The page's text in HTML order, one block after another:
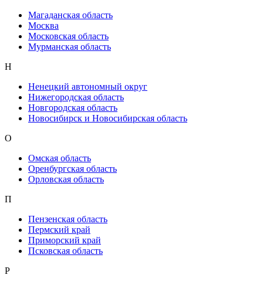
Магаданская область
Москва
Московская область
Мурманская область
Н
Ненецкий автономный округ
Нижегородская область
Новгородская область
Новосибирск и Новосибирская область
О
Омская область
Оренбургская область
Орловская область
П
Пензенская область
Пермский край
Приморский край
Псковская область
Р